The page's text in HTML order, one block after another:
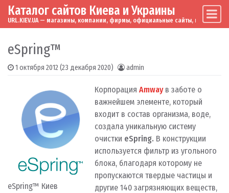
Skip to content
Main Navigation
Каталог сайтов Киева и Украины
URL.KIEV.UA — магазины, компании, фирмы, официальные сайты, мировые
eSpring™
1 октября 2012(23 декабря 2020) admin
eSpring™ Киев
Корпорация Amwayв заботе о
важнейшем элементе, который
входит в состав организма, воде,
создала уникальную систему
очистки eSpring. В конструкции
используется фильтр из угольного
блока, благодаря которому не
пропускаются твердые частицы и
другие 140 загрязняющих веществ,